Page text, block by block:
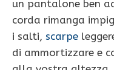
un pantalone ben
corda rimanga
i salti, scarpe
di ammortizzare e